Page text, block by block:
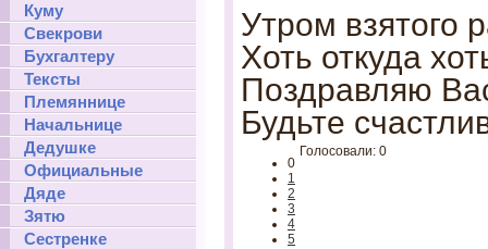
Куму
Свекрови
Бухгалтеру
Тексты
Племяннице
Начальнице
Дедушке
Официальные
Дяде
Зятю
Сестренке
Утром взятого
Хоть откуда
Поздравляю
Будьте
0
1
2
3
4
5
Голосовали: 0